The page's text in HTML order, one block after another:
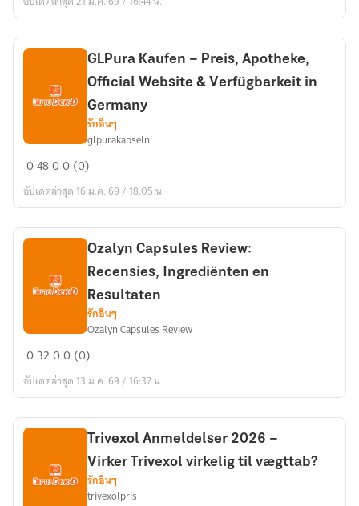
arvostelut
–
hinta]
Vidalyn
lisäravinne?
Kaufen
–
Preis,
Apotheke,
&
Verfügbarkeit
in
GLPura Kaufen – Preis, Apotheke,
Official Website & Verfügbarkeit in
Germany
รักอื่นๆ
glpurakapseln
04800 (0)
อัปเดตล่าสุด 16 ม.ค. 69 / 18:05 น.
Capsules
Review:
Recensies,
Ingrediënten
Resultaten
Ozalyn Capsules Review:
Recensies, Ingrediënten en
Resultaten
รักอื่นๆ
Ozalyn Capsules Review
03200 (0)
อัปเดตล่าสุด 13 ม.ค. 69 / 16:37 น.
Trivexol Anmeldelser 2026 –
Virker Trivexol virkelig til vægttab?
รักอื่นๆ
trivexolpris